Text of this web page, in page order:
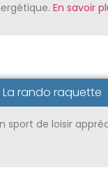
En savoir
La rando raquette
de loisir